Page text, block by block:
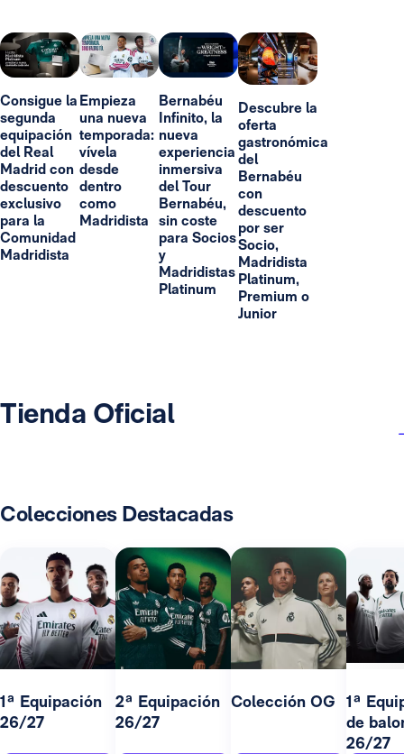
Consigue la
segunda
equipación
del Real
Madrid con
descuento
exclusivo
para la
Comunidad
Madridista
Empieza
una nueva
temporada:
vívela
desde
dentro
como
Madridista
Bernabéu
Infinito, la
nueva
experiencia
inmersiva
del Tour
Bernabéu,
sin coste
para Socios
y
Madridistas
Platinum
Descubre la
oferta
gastronómica
del
Bernabéu
con
descuento
por ser
Socio,
Madridista
Platinum,
Premium o
Junior
Tienda Oficial
Colecciones Destacadas
1ª Equipación
26/27
2ª Equipación
26/27
Colección OG
1ª
de
26/27